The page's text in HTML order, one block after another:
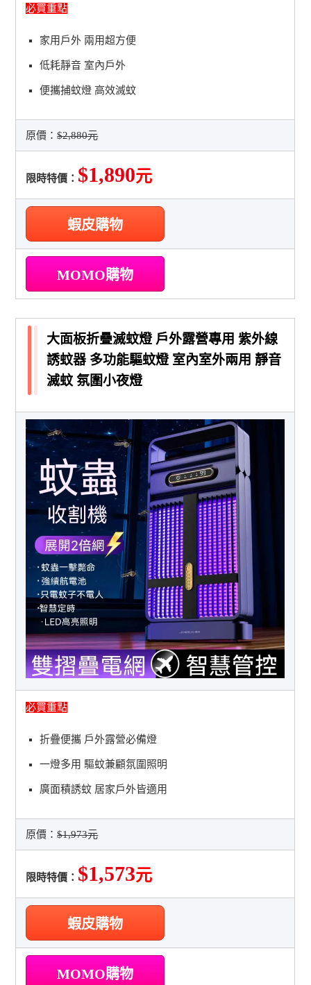
必買重點
家用戶外 兩用超方便
低耗靜音 室內戶外
便攜捕蚊燈 高效滅蚊
原價：$2,880元
限時特價： $1,890元
蝦皮購物
MOMO購物
大面板折疊滅蚊燈 戶外露營專用 紫外線
誘蚊器 多功能驅蚊燈 室內室外兩用 靜音
滅蚊 氛圍小夜燈
必買重點
折疊便攜 戶外露營必備燈
一燈多用 驅蚊兼顧氛圍照明
廣面積誘蚊 居家戶外皆適用
原價：$1,973元
限時特價： $1,573元
蝦皮購物
MOMO購物